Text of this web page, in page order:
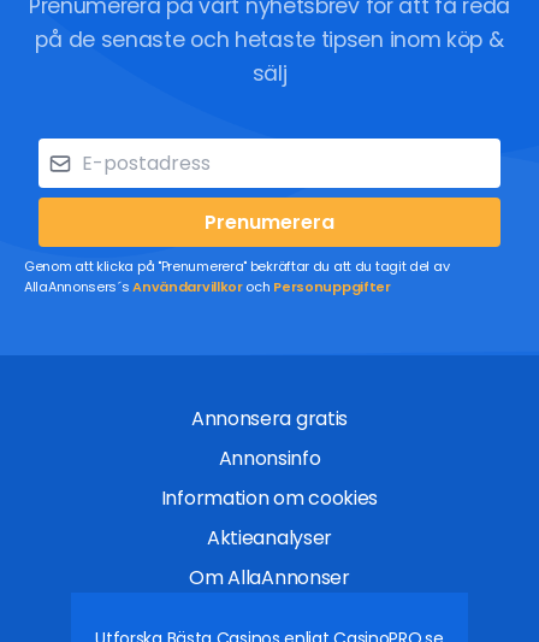
Prenumerera på vårt nyhetsbrev för att få reda
på de senaste och hetaste tipsen inom köp &
sälj
Prenumerera
Genom att klicka på "Prenumerera" bekräftar du att du tagit del av
AllaAnnonsers´sAnvändarvillkoroch Personuppgifter
Annonsera gratis
Annonsinfo
Information om cookies
Aktieanalyser
Om AllaAnnonser